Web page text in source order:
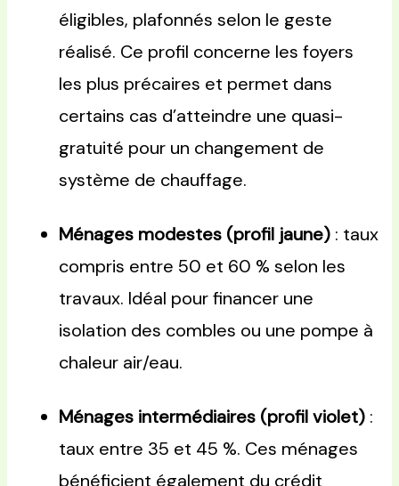
éligibles, plafonnés selon le geste
réalisé. Ce profil concerne les foyers
les plus précaires et permet dans
certains cas d’atteindre une quasi-
gratuité pour un changement de
système de chauffage.
Ménages modestes (profil jaune) : taux
compris entre 50 et 60 % selon les
travaux. Idéal pour financer une
isolation des combles ou une pompe à
chaleur air/eau.
Ménages intermédiaires (profil violet) :
taux entre 35 et 45 %. Ces ménages
bénéficient également du crédit